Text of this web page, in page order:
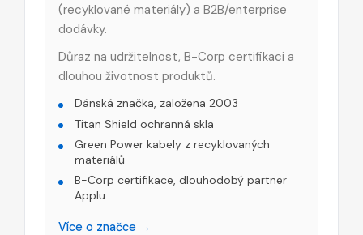
(recyklované materiály) a B2B/enterprise
dodávky.
Důraz na udržitelnost, B-Corp certifikaci a
dlouhou životnost produktů.
Dánská značka, založena 2003
Titan Shield ochranná skla
Green Power kabely z recyklovaných
materiálů
B-Corp certifikace, dlouhodobý partner
Applu
Více o značce →